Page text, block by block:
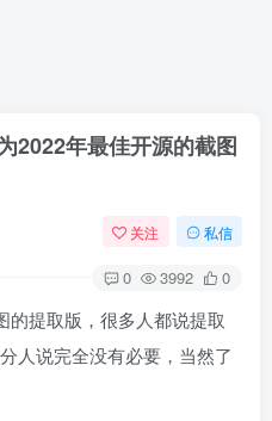
2022年最佳开源的截图
关注 私信
0 3992 0
的提取版，很多人都说提取
人说完全没有必要，当然了